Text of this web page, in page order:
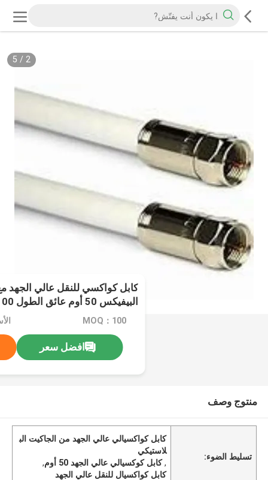
2
/
5
كابل كواكسي للنقل عالي الجهد
البيفيكس 50 أوم عائق الطول 100 متر
MOQ：100
افضل سعر
منتوج وصف
تسليط الضوء:
كابل كواكسيالي عالي الجهد من الجاكيت الب
لاستيكي
,كابل كوكسيالي عالي الجهد 50 أوم
,
كابل كواكسيال للنقل عالي الجهد